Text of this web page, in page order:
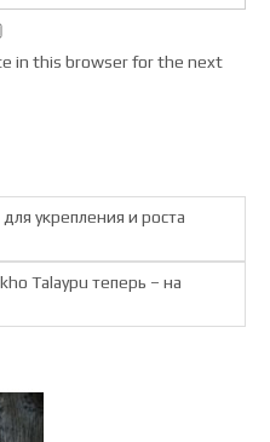
in this browser for the next
укрепления и роста
Talaypu теперь – на